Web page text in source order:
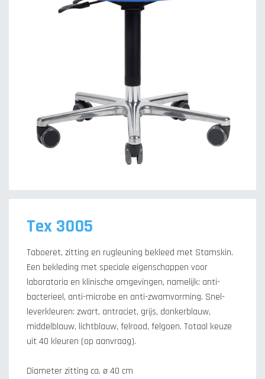
Tex 3005
Taboeret, zitting en rugleuning bekleed met Stamskin.
Een bekleding met speciale eigenschappen voor
laboratoria en klinische omgevingen, namelijk: anti-
bacterieel, anti-microbe en anti-zwamvorming. Snel-
leverkleuren: zwart, antraciet, grijs, donkerblauw,
middelblauw, lichtblauw, felrood, felgoen. Totaal keuze
uit 40 kleuren (op aanvraag).
Diameter zitting ca. ø 40 cm